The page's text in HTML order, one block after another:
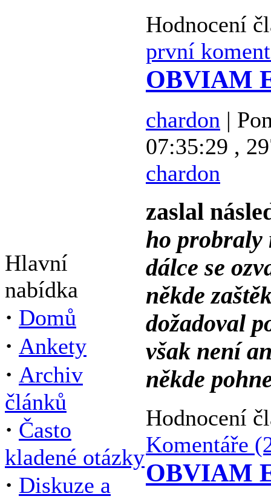
Hlavní
nabídka
· Domů
· Ankety
· Archiv
článků
· Často
kladené otázky
· Diskuze a
Hodnocení
první
OBVIAM
chardon |
07:35:29 ,
chardon
zaslal
ho probraly
dálce se
někde
dožadoval
však není
někde
Hodnocení
Komentáře
OBVIAM